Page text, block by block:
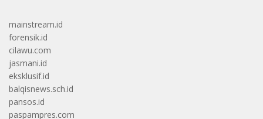
mainstream.id
forensik.id
cilawu.com
jasmani.id
eksklusif.id
balqisnews.sch.id
pansos.id
paspampres.com